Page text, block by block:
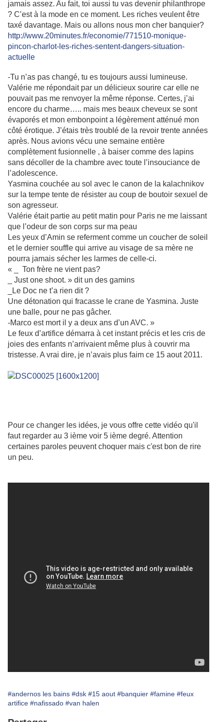
jamais assez. Au fait, toi aussi tu vas devenir philanthrope
? C’est à la mode en ce moment. Les riches veulent être
taxé davantage. Mais ou allons nous mon cher banquier?
http://www.20minutes.fr/economie/771510-monique-
pincon-charlot-les-riches-sentent-dangers-situation-
actuelle
-Tu n’as pas changé, tu es toujours aussi lumineuse.
Valérie me répondait par un délicieux sourire car elle ne
pouvait pas me renvoyer la même réponse. Certes, j’ai
encore du charme….. mais mes beaux cheveux se sont
évaporés et mon embonpoint a légèrement atténué mon
côté érotique. J’étais très troublé de la revoir trente années
après. Nous avions vécu une semaine entière
complètement fusionnelle , à baiser comme des lapins
sans décoller de la chambre avec toute l’insouciance de
l’adolescence.
Yasmina couchée au sol avec le canon de la kalachnikov
sur la tempe tente de résister au coup de boutoir sexuel de
son agresseur.
Valérie était partie au petit matin pour Paris ne me laissant
que l’odeur de son corps sur ma peau
Les yeux d’Amin se referment comme un coucher de soleil
et le dernier souffle qui arrive au visage de sa mère ne
pourra jamais sécher les larmes de celle-ci.
« _ Ton frère ne vient pas?
_ Just one shoot. » dit un des gamins
_Le Doc ne t’a rien dit ?
Une détonation qui fracasse le crane de Yasmina. Juste
une balle, pour ne pas gâcher.
-Marco est mort il y a deux ans d’un AVC. »
Le feux d’artifice démarra à cet instant précis et les cris de
joies des enfants n’arrivaient même plus à couvrir ma
tristesse. A vrai dire, je n’avais plus faim ce 15 aout 2011.
Pour ce changer les idées, je vous offre cette vidéo qu'il
faut regarder au 3 ième voir 5 ième degré. Attention
certaines paroles peuvent choquer mais c'est bon de rire
un peu.
#andernos les bains #dsk #15 aout #banquier #famine #feux
artifice #nafissado #van halen